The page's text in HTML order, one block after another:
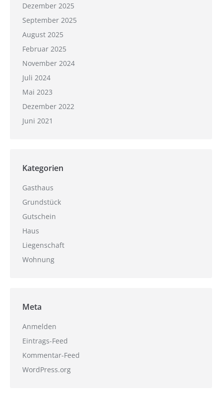
Dezember 2025
September 2025
August 2025
Februar 2025
November 2024
Juli 2024
Mai 2023
Dezember 2022
Juni 2021
Kategorien
Gasthaus
Grundstück
Gutschein
Haus
Liegenschaft
Wohnung
Meta
Anmelden
Eintrags-Feed
Kommentar-Feed
WordPress.org